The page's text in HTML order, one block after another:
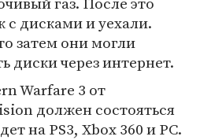
с дисками и уехали.
затем они могли
диски через интернет.
Warfare 3 от
должен состояться
на PS3, Xbox 360 и PC.